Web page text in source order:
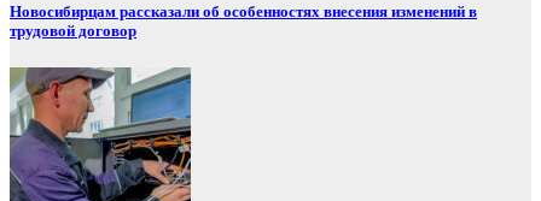
Новосибирцам рассказали об особенностях внесения изменений в
трудовой договор